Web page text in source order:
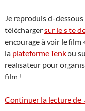
Je reproduis ci-
téléchargersur le site
encourage à voir le film
la plateforme Tenkou
réalisateur pour
film !
Continuer la lecture de